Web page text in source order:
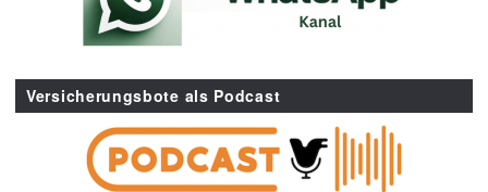
Versicherungsbote als Podcast